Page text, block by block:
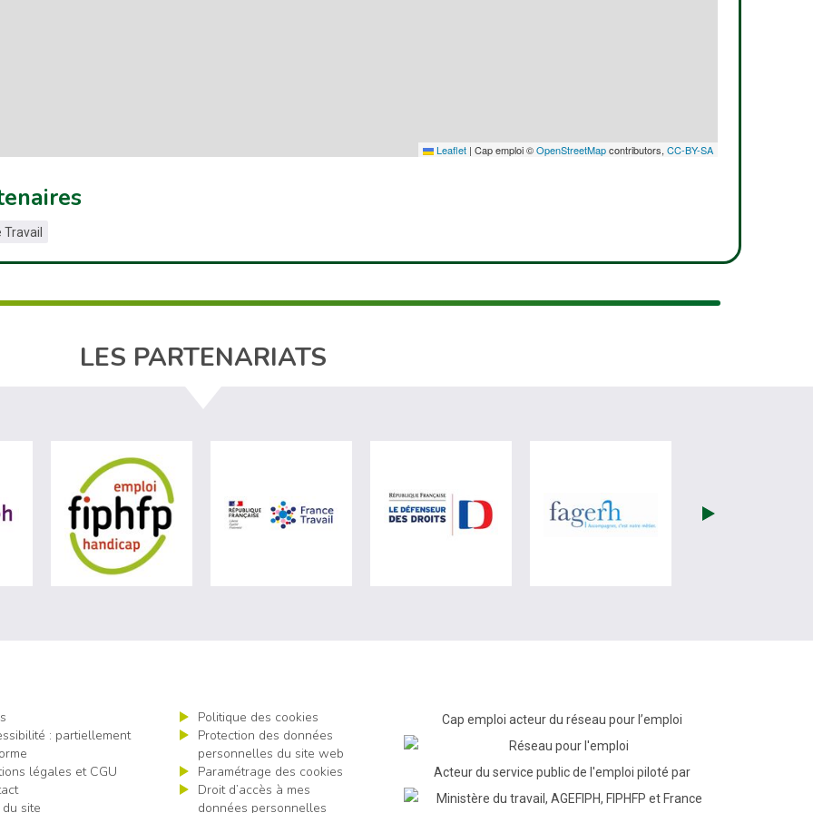
Leaflet | Cap emploi ©OpenStreetMapcontributors, CC-BY-SA
Travail
LES PARTENARIATS
du travail (nouvelle fenêtre)
visiter les site de Agefiph (nouvelle fenêtre)visiter les site de Fiphfp (nouvelle fenêtre)visiter les site de France Travail (nouvelle fenêtre)visiter les site de Défenseur des droits (nouvelle
visiter les site de Fagerh
: partiellement
légales et CGU
site
Politique des cookies
Protection des données
personnelles du site web
Paramétrage des cookies
Droit d’accès à mes
données personnelles
Cap emploi acteur du réseau pour l’emploi
Acteur du service public de l'emploi piloté par